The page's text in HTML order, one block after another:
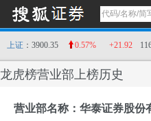
上证 ：3900.35 0.57% +21.92
龙虎榜营业部上榜历史
营业部名称：华泰证券股份